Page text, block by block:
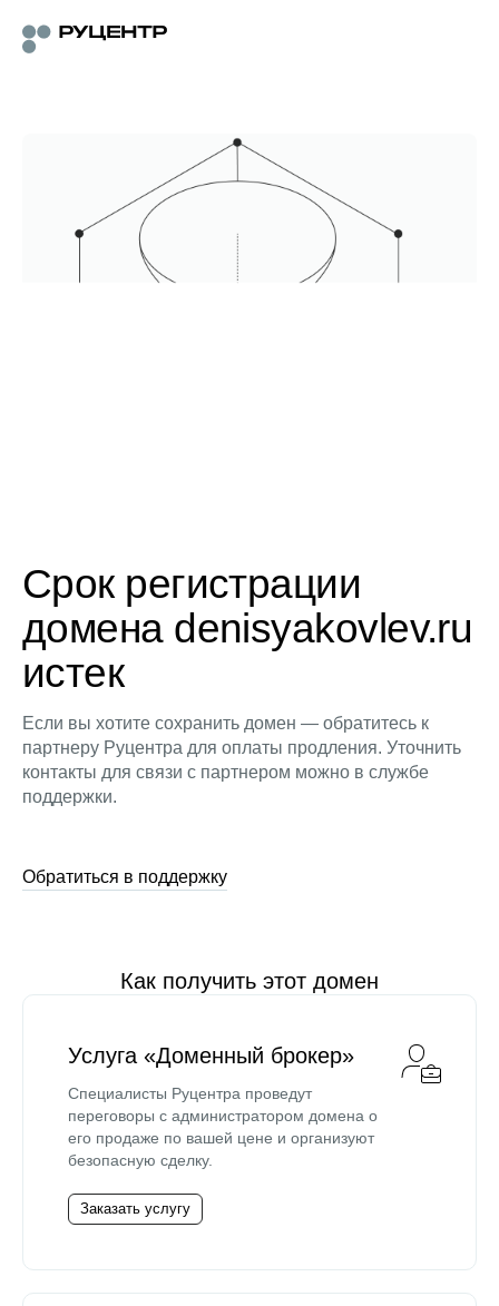
Срок регистрации
домена denisyakovlev.ru
истек
Если вы хотите сохранить домен — обратитесь к
партнеру Руцентра для оплаты продления. Уточнить
контакты для связи с партнером можно в службе
поддержки.
Обратиться в поддержку
Как получить этот домен
Услуга «Доменный брокер»
Специалисты Руцентра проведут
переговоры с администратором домена о
его продаже по вашей цене и организуют
безопасную сделку.
Заказать услугу